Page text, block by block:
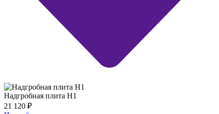
Надгробная плита Н1
21 120 ₽